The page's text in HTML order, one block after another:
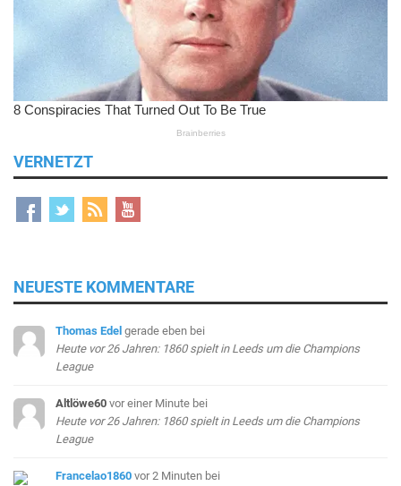
VERNETZT
NEUESTE KOMMENTARE
Thomas Edel gerade eben bei
Heute vor 26 Jahren: 1860 spielt in Leeds um die Champions
League
Altlöwe60 vor einer Minute bei
Heute vor 26 Jahren: 1860 spielt in Leeds um die Champions
League
Francelao1860 vor 2 Minuten bei